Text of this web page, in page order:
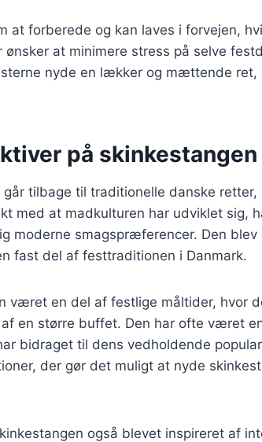
at forberede og kan laves i forvejen,
at minimere stress på selve
nyde en lækker og mættende ret,
på skinkestangen
tilbage til traditionelle danske retter,
med at madkulturen har udviklet sig,
moderne smagspræferencer. Den
fast del af festtraditionen i Danmark.
været en del af festlige måltider, hvor
en større buffet. Den har ofte været
bidraget til dens vedholdende
der gør det muligt at nyde
også blevet inspireret af